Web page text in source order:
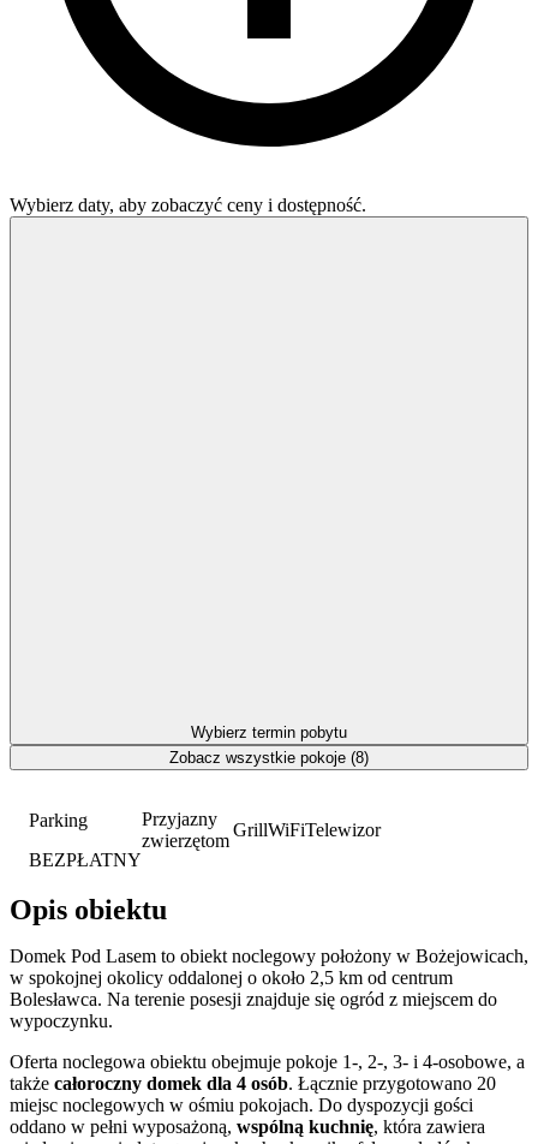
Parking
BEZPŁATNY
Przyjazny
zwierzętom
GrillWiFiTelewizor
Opis obiektu
Domek Pod Lasem to obiekt noclegowy położony w Bożejowicach,
w spokojnej okolicy oddalonej o około 2,5 km od centrum
Bolesławca. Na terenie posesji znajduje się ogród z miejscem do
wypoczynku.
Oferta noclegowa obiektu obejmuje pokoje 1-, 2-, 3- i 4-osobowe, a
także całoroczny domek dla 4 osób. Łącznie przygotowano 20
miejsc noclegowych w ośmiu pokojach. Do dyspozycji gości
oddano w pełni wyposażoną, wspólną kuchnię, która zawiera
Wybierz daty, aby zobaczyć ceny i dostępność.
Wybierz termin pobytu
Zobacz wszystkie pokoje (8)